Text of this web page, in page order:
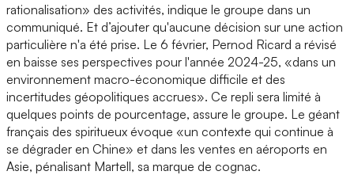
rationalisation» des activités, indique le groupe dans un
communiqué. Et d’ajouter qu'aucune décision sur une action
particulière n'a été prise. Le 6 février, Pernod Ricard a révisé
en baisse ses perspectives pour l'année 2024-25, «dans un
environnement macro-économique difficile et des
incertitudes géopolitiques accrues». Ce repli sera limité à
quelques points de pourcentage, assure le groupe. Le géant
français des spiritueux évoque «un contexte qui continue à
se dégrader en Chine» et dans les ventes en aéroports en
Asie, pénalisant Martell, sa marque de cognac.